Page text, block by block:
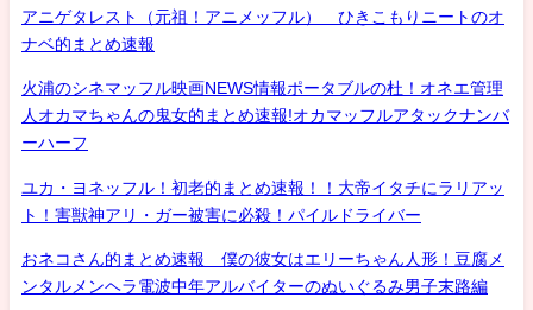
アニゲタレスト（元祖！アニメッフル） ひきこもりニートのオ
ナベ的まとめ速報
火浦のシネマッフル映画NEWS情報ポータブルの杜！オネエ管理
人オカマちゃんの鬼女的まとめ速報!オカマッフルアタックナンバ
ーハーフ
ユカ・ヨネッフル！初老的まとめ速報！！大帝イタチにラリアッ
ト！害獣神アリ・ガー被害に必殺！パイルドライバー
おネコさん的まとめ速報 僕の彼女はエリーちゃん人形！豆腐メ
ンタルメンヘラ電波中年アルバイターのぬいぐるみ男子末路編